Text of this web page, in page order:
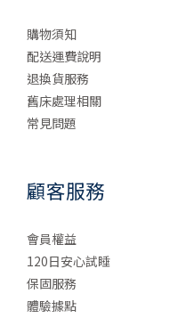
購物須知
配送運費說明
退換貨服務
舊床處理相關
常見問題
顧客服務
會員權益
120日安心試睡
保固服務
體驗據點